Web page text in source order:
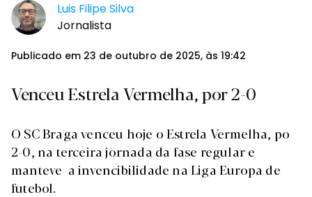
Luis Filipe Silva
Jornalista
Publicado em 23 de outubro de 2025, às 19:42
Venceu Estrela Vermelha, por 2-0
O SC Braga venceu hoje o Estrela Vermelha, po
2-0, na terceira jornada da fase regular e
manteve a invencibilidade na Liga Europa de
futebol.